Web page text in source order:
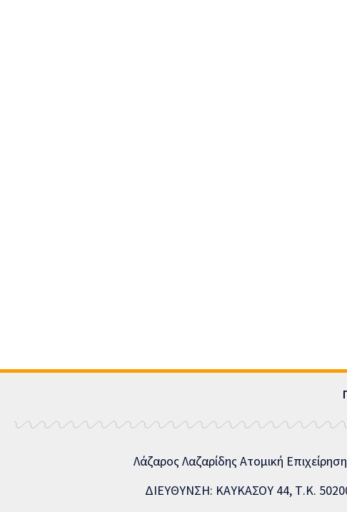
Λάζαρος Λαζαρίδης Ατομική
ΔΙΕΥΘΥΝΣΗ: ΚΑΥΚΑΣΟΥ 44, Τ.Κ.